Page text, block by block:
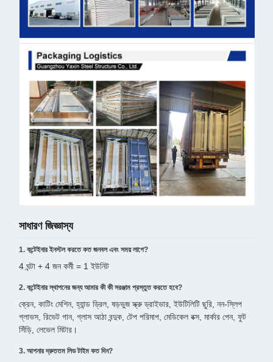
সাধারণ জিজ্ঞাস্য
1. কন্টেইনার ইনস্টল করতে কত জনবল এবং সময় লাগে?
4 ঘন্টা + 4 জন কর্মী = 1 ইউনিট
2. কন্টেইনার স্থাপনের জন্য আমার কী কী সরঞ্জাম প্রস্তুত করতে হবে?
ক্রেন, কাটিং মেশিন, হ্যান্ড ড্রিল, ষড়ভুজ স্ক্রু ড্রাইভার, ইউটিলিটি ছুরি, নন-স্লিপ
গ্লাভস, রিভেট গান, গ্লাস আঠা বন্দুক, টেপ পরিমাপ, মেডিকেল বক্স, মার্কার পেন, ফুট
সিঁড়ি, লেভেল মিটার।
3. আপনার দ্রুততম লিড টাইম কত দিন?